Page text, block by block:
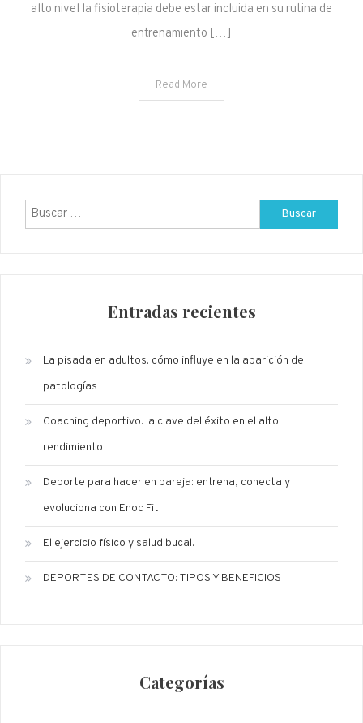
alto nivel la fisioterapia debe estar incluida en su rutina de
entrenamiento […]
Read More
Buscar:
Entradas recientes
La pisada en adultos: cómo influye en la aparición de
patologías
Coaching deportivo: la clave del éxito en el alto
rendimiento
Deporte para hacer en pareja: entrena, conecta y
evoluciona con Enoc Fit
El ejercicio físico y salud bucal.
DEPORTES DE CONTACTO: TIPOS Y BENEFICIOS
Categorías